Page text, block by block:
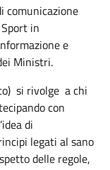
comunicazione
in
e
Ministri.
si rivolge a chi
con
di
legati al sano
delle regole,